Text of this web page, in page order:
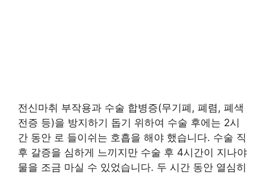
전신마취 부작용과 수술 합병증(무기폐, 폐렴, 폐색
전증 등)을 방지하기 돕기 위하여 수술 후에는 2시
간 동안 로 들이쉬는 호흡을 해야 했습니다. 수술 직
후 갈증을 심하게 느끼지만 수술 후 4시간이 지나야
물을 조금 마실 수 있었습니다. 두 시간 동안 열심히